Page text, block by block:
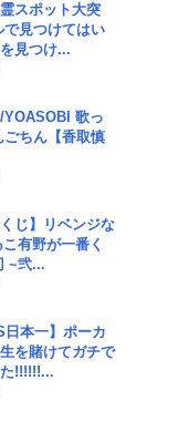
スポット大突
で見つけてはい
見つけ...
YOASOBI 歌っ
ごちん【香取慎
くじ】リベンジな
有野が一番く
~弐...
日本一】ポーカ
を賭けてガチで
!!!!!!...